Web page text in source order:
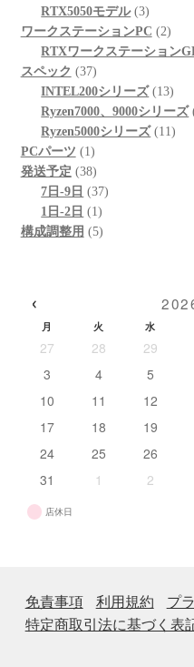
品
商
品
個
の
商
RTX5050モデル 33
個
の
品
ワークステーションPC 22
個
商
品
RTXワークステーション
スペック 3737
個
の
商
品
INTEL200シリーズ 1313
個
の
Ryzen7000、9000シリーズ
Ryzen5000シリーズ 1111
PCパーツ 11
個
の
商
品
発送予定 3838
個
の
商
7日-9日 3737
1日-2日 11
個
構成調整用 55
‹
月 火 水
27 28 29
3
4 5
10
11 12
17
18 19
24
25 26
31
1 2
店休日
免責事項 利用規約
プ
特定商取引法に基づく表